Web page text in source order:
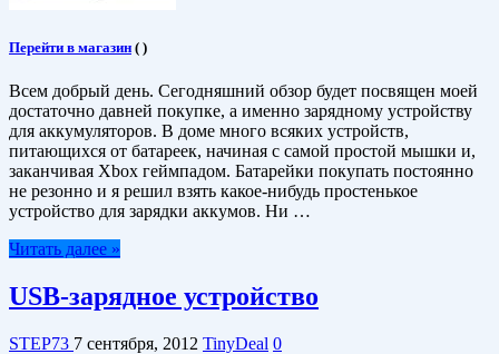
Перейти в магазин ( )
Всем добрый день. Сегодняшний обзор будет посвящен моей
достаточно давней покупке, а именно зарядному устройству
для аккумуляторов. В доме много всяких устройств,
питающихся от батареек, начиная с самой простой мышки и,
заканчивая Xbox геймпадом. Батарейки покупать постоянно
не резонно и я решил взять какое-нибудь простенькое
устройство для зарядки аккумов. Ни …
Читать далее »
USB-зарядное устройство
STEP73 7 сентября, 2012 TinyDeal 0